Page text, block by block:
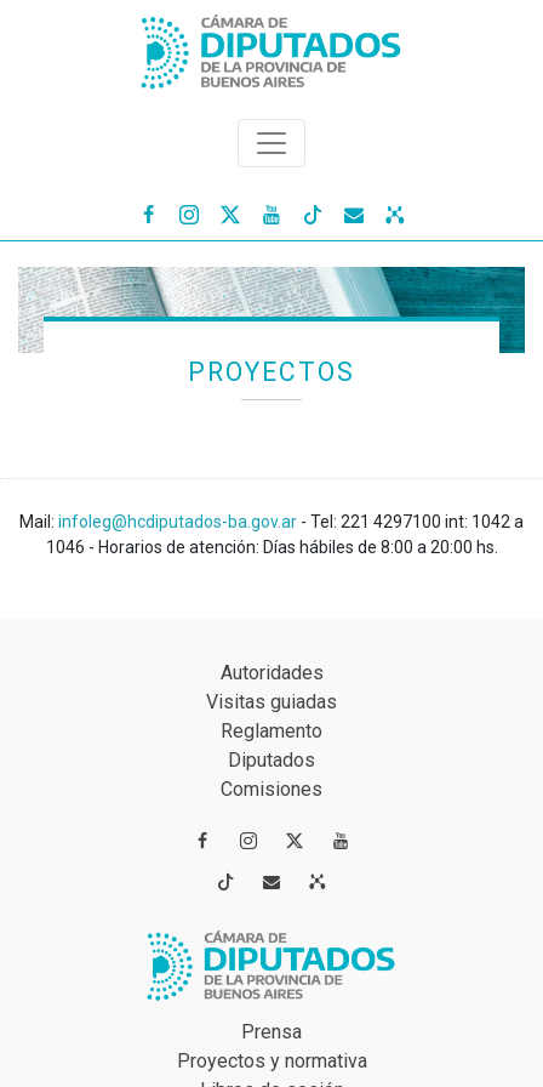
   
PROYECTOS
Mail: infoleg@hcdiputados-ba.gov.ar - Tel: 221 4297100 int: 1042 a
1046 - Horarios de atención: Días hábiles de 8:00 a 20:00 hs.
Autoridades
Visitas guiadas
Reglamento
Diputados
Comisiones
 
 
Prensa
Proyectos y normativa